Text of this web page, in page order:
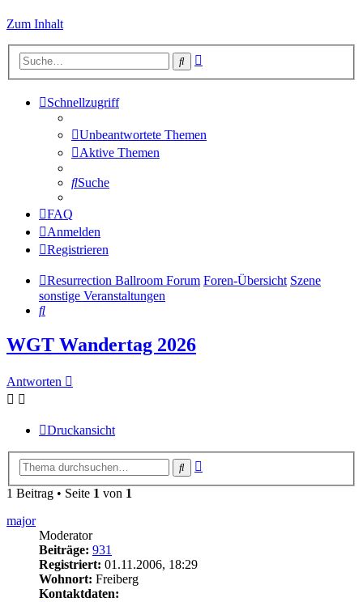
Zum Inhalt
Suche
Schnellzugriff
Unbeantwortete Themen
Aktive Themen
Suche
FAQ
Anmelden
Registrieren
Resurrection Ballroom Forum Foren-Übersicht Szene
sonstige Veranstaltungen
Suche
WGT Wandertag 2026
Antworten
Druckansicht
Suche
1 Beitrag • Seite 1 von 1
major
Moderator
Beiträge: 931
Registriert: 01.11.2006, 18:29
Wohnort: Freiberg
Kontaktdaten: